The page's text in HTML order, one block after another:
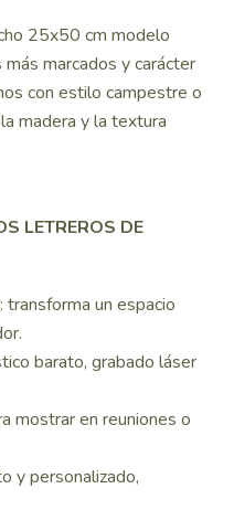
25x50 cm modelo
marcados y carácter
con estilo campestre o
madera y la textura
LETREROS DE
transforma un espacio
barato, grabado láser
mostrar en reuniones o
y personalizado,